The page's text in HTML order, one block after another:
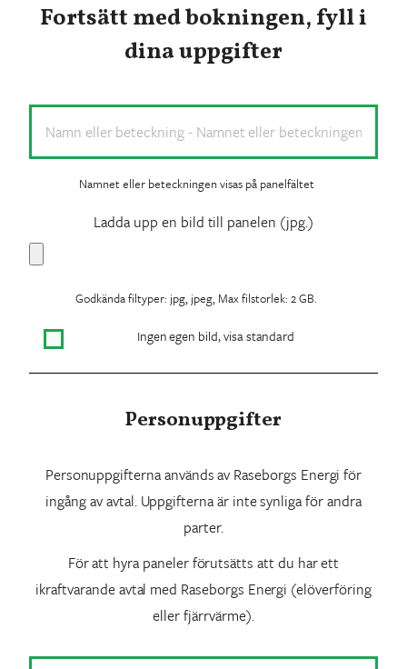
Fortsätt med bokningen, fyll i
dina uppgifter
Namnge
din
panel *
Namnet eller beteckningen visas på panelfältet
Ladda upp en bild till panelen (jpg.)
Godkända filtyper: jpg, jpeg, Max filstorlek: 2 GB.
Ei
kuvaa
Ingen egen bild, visa standard
Personuppgifter
Personuppgifterna används av Raseborgs Energi för
ingång av avtal. Uppgifterna är inte synliga för andra
parter.
För att hyra paneler förutsätts att du har ett
ikraftvarande avtal med Raseborgs Energi (elöverföring
eller fjärrvärme).
Namn *